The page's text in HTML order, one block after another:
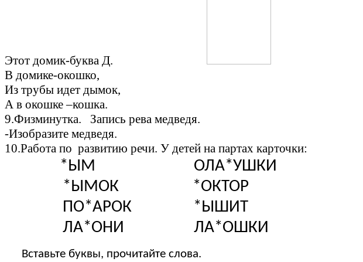
Этот домик-буква Д.
В домике-окошко,
Из трубы идет дымок,
А в окошке –кошка.
9.Физминутка. Запись рева медведя.
-Изобразите медведя.
10.Работа по развитию речи. У детей на партах карточки:
*ЫМ ОЛА*УШКИ
*ЫМОК *ОКТОР
ПО*АРОК *ЫШИТ
ЛА*ОНИ ЛА*ОШКИ
Вставьте буквы, прочитайте слова.